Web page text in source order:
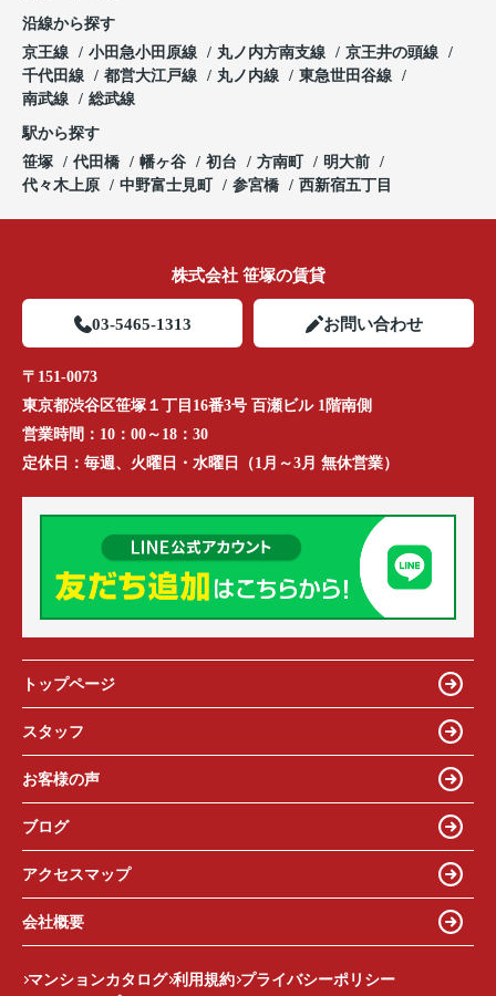
沿線から探す
京王線
小田急小田原線 丸ノ内方南支線
京王井の頭線
千代田線
都営大江戸線 丸ノ内線
東急世田谷線
南武線
総武線
駅から探す
笹塚
代田橋 幡ヶ谷 初台 方南町
明大前
代々木上原
中野富士見町 参宮橋 西新宿五丁目
株式会社 笹塚の賃貸
03-5465-1313 お問い合わせ
〒151-0073
東京都渋谷区笹塚１丁目16番3号 百瀬ビル 1階南側
営業時間： 10：00～18：30
定休日： 毎週、火曜日・水曜日（1月～3月 無休営業）
トップページ
スタッフ
お客様の声
ブログ
アクセスマップ
会社概要
マンションカタログ 利用規約 プライバシーポリシー